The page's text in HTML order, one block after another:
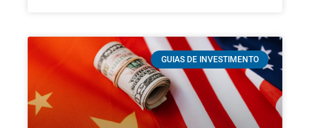
GUIAS DE INVESTIMENTO